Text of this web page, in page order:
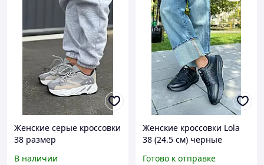
Женские серые кроссовки
38 размер
В наличии
Женские кроссовки Lola
38 (24.5 см) черные
Готово к отправке